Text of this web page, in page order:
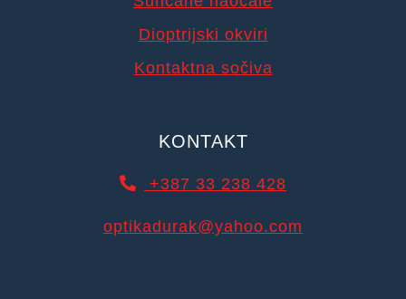
Dioptrijski okviri
Kontaktna sočiva
KONTAKT
+387 33 238 428
optikadurak@yahoo.com